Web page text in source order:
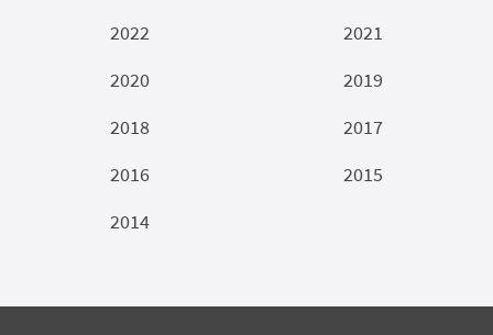
2022
2021
2020
2019
2018
2017
2016
2015
2014